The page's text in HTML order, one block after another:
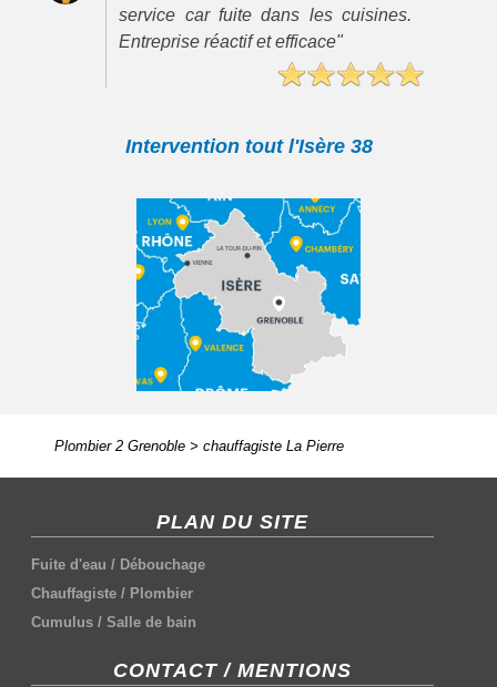
service car fuite dans les cuisines.
Entreprise réactif et efficace"
Intervention tout l'Isère 38
Plombier 2 Grenoble> chauffagiste La Pierre
PLAN DU SITE
Fuite d'eau / Débouchage
Chauffagiste / Plombier
Cumulus /Salle de bain
CONTACT / MENTIONS